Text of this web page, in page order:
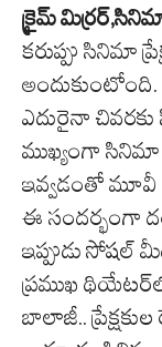
క్రైమ్
కరుప్పు సినిమా
అందుకుంటోంది.
ఎదురైనా
ముఖ్యంగా సినిమా
ఇవ్వడంతో
ఈ సందర్భంగా
ఇప్పుడు సోషల్
ప్రముఖ
బాలాజీ..